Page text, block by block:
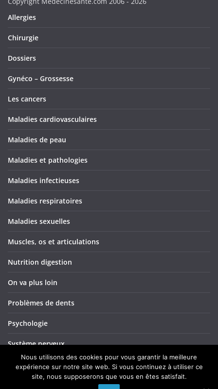
Allergies
Chirurgie
Dossiers
Gynéco – Grossesse
Les cancers
Maladies cardiovasculaires
Maladies de peau
Maladies et pathologies
Maladies infectieuses
Maladies respiratoires
Maladies sexuelles
Muscles, os et articulations
Nutrition digestion
On va plus loin
Problèmes de dents
Psychologie
Système nerveux
Troubles ORL
Nous utilisons des cookies pour vous garantir la meilleure
expérience sur notre site web. Si vous continuez à utiliser ce
site, nous supposerons que vous en êtes satisfait.